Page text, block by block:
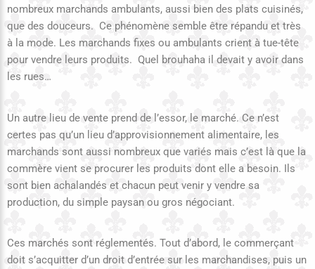
nombreux marchands ambulants, aussi bien des plats cuisinés,
que des douceurs. Ce phénomène semble être répandu et très
à la mode. Les marchands fixes ou ambulants crient à tue-tête
pour vendre leurs produits. Quel brouhaha il devait y avoir dans
les rues…
Un autre lieu de vente prend de l’essor, le marché. Ce n’est
certes pas qu’un lieu d’approvisionnement alimentaire, les
marchands sont aussi nombreux que variés mais c’est là que la
commère vient se procurer les produits dont elle a besoin. Ils
sont bien achalandés et chacun peut venir y vendre sa
production, du simple paysan ou gros négociant.
Ces marchés sont réglementés. Tout d’abord, le commerçant
doit s’acquitter d’un droit d’entrée sur les marchandises, puis un